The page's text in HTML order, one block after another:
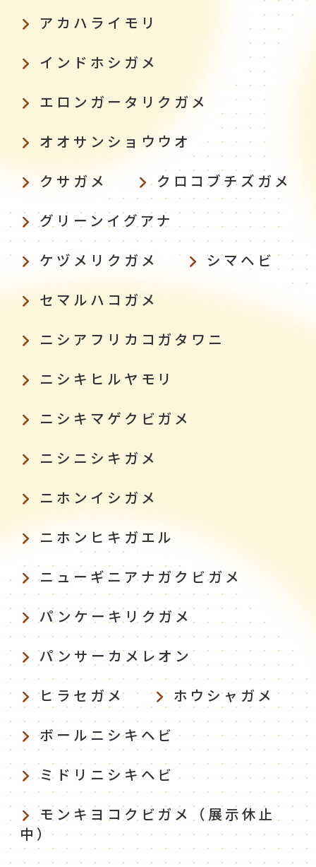
アカハライモリ
インドホシガメ
エロンガータリクガメ
オオサンショウウオ
クサガメ
クロコブチズガメ
グリーンイグアナ
ケヅメリクガメ
シマヘビ
セマルハコガメ
ニシアフリカコガタワニ
ニシキヒルヤモリ
ニシキマゲクビガメ
ニシニシキガメ
ニホンイシガメ
ニホンヒキガエル
ニューギニアナガクビガメ
パンケーキリクガメ
パンサーカメレオン
ヒラセガメ
ホウシャガメ
ボールニシキヘビ
ミドリニシキヘビ
モンキヨコクビガメ（展示休止
中）